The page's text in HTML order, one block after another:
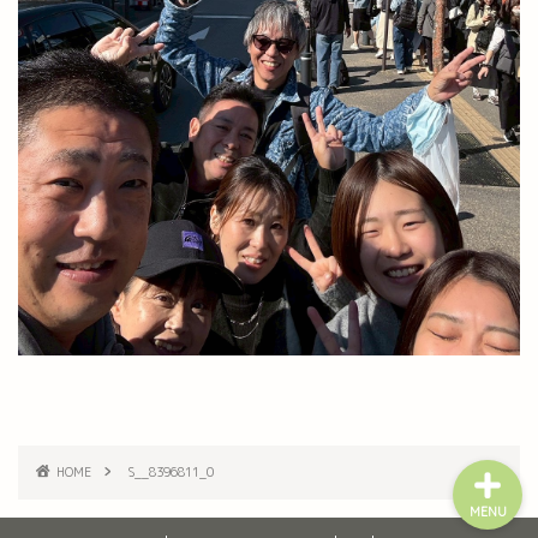
HOME S__8396811_0
MENU
ホーム
みやびについて
訪問看護新規ご相談フォー
ム
利用者様の作品